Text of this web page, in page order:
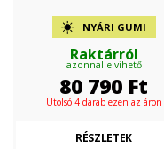
NYÁRI GUMI
Raktárról
azonnal elvihető
80 790 Ft
Utolsó 4 darab ezen az áron
RÉSZLETEK